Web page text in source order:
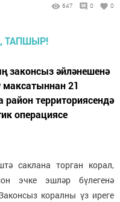
647 0 0
законсыз әйләнешенә
максатыннан 21
территориясендә
операциясе
саклана торган корал,
эчке эшләр бүлегенә
коралны үз иреге